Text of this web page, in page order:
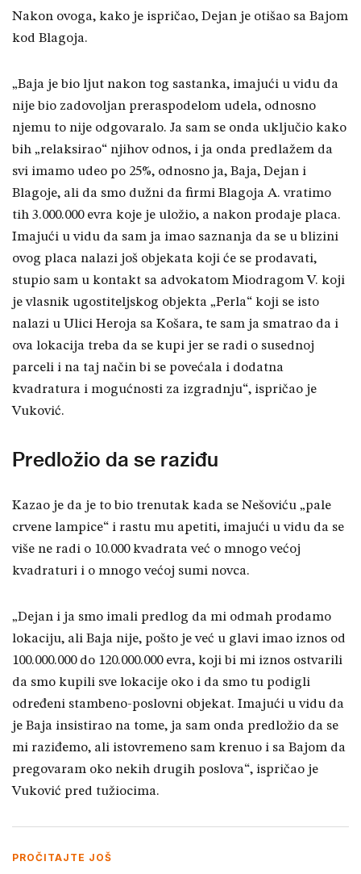
Nakon ovoga, kako je ispričao, Dejan je otišao sa Bajom
kod Blagoja.
„Baja je bio ljut nakon tog sastanka, imajući u vidu da
nije bio zadovoljan preraspodelom udela, odnosno
njemu to nije odgovaralo. Ja sam se onda uključio kako
bih „relaksirao“ njihov odnos, i ja onda predlažem da
svi imamo udeo po 25%, odnosno ja, Baja, Dejan i
Blagoje, ali da smo dužni da firmi Blagoja A. vratimo
tih 3.000.000 evra koje je uložio, a nakon prodaje placa.
Imajući u vidu da sam ja imao saznanja da se u blizini
ovog placa nalazi još objekata koji će se prodavati,
stupio sam u kontakt sa advokatom Miodragom V. koji
je vlasnik ugostiteljskog objekta „Perla“ koji se isto
nalazi u Ulici Heroja sa Košara, te sam ja smatrao da i
ova lokacija treba da se kupi jer se radi o susednoj
parceli i na taj način bi se povećala i dodatna
kvadratura i mogućnosti za izgradnju“, ispričao je
Vuković.
Predložio da se raziđu
Kazao je da je to bio trenutak kada se Nešoviću „pale
crvene lampice“ i rastu mu apetiti, imajući u vidu da se
više ne radi o 10.000 kvadrata već o mnogo većoj
kvadraturi i o mnogo većoj sumi novca.
„Dejan i ja smo imali predlog da mi odmah prodamo
lokaciju, ali Baja nije, pošto je već u glavi imao iznos od
100.000.000 do 120.000.000 evra, koji bi mi iznos ostvarili
da smo kupili sve lokacije oko i da smo tu podigli
određeni stambeno-poslovni objekat. Imajući u vidu da
je Baja insistirao na tome, ja sam onda predložio da se
mi raziđemo, ali istovremeno sam krenuo i sa Bajom da
pregovaram oko nekih drugih poslova“, ispričao je
Vuković pred tužiocima.
PROČITAJTE JOŠ